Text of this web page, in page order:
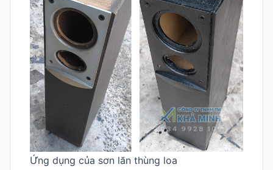
Ứng dụng của sơn lăn thùng loa